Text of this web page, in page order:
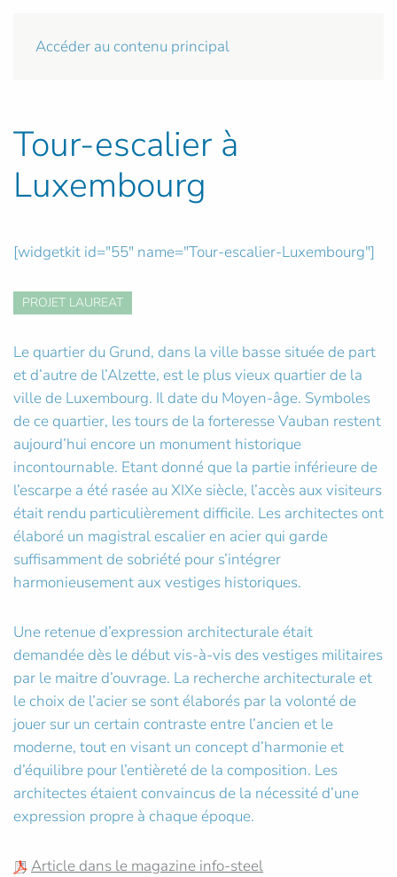
Accéder au contenu principal
Tour-escalier à
Luxembourg
[widgetkit id="55" name="Tour-escalier-Luxembourg"]
PROJET LAUREAT
Le quartier du Grund, dans la ville basse située de part
et d’autre de l’Alzette, est le plus vieux quartier de la
ville de Luxembourg. Il date du Moyen-âge. Symboles
de ce quartier, les tours de la forteresse Vauban restent
aujourd’hui encore un monument historique
incontournable. Etant donné que la partie inférieure de
l’escarpe a été rasée au XIXe siècle, l’accès aux visiteurs
était rendu particulièrement difficile. Les architectes ont
élaboré un magistral escalier en acier qui garde
suffisamment de sobriété pour s’intégrer
harmonieusement aux vestiges historiques.
Une retenue d’expression architecturale était
demandée dès le début vis-à-vis des vestiges militaires
par le maitre d’ouvrage. La recherche architecturale et
le choix de l’acier se sont élaborés par la volonté de
jouer sur un certain contraste entre l’ancien et le
moderne, tout en visant un concept d’harmonie et
d’équilibre pour l’entièreté de la composition. Les
architectes étaient convaincus de la nécessité d’une
expression propre à chaque époque.
Article dans le magazine info-steel